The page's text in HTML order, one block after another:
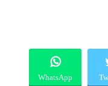
WhatsApp